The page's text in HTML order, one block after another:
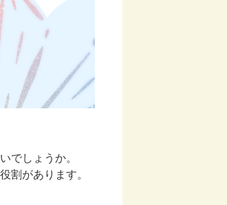
でしょうか。
割があります。